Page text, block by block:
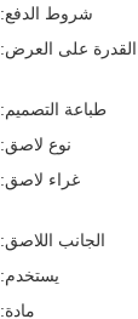
شروط الدفع:
القدرة على العرض:
طباعة التصميم:
نوع لاصق:
غراء لاصق:
الجانب اللاصق:
يستخدم:
مادة: